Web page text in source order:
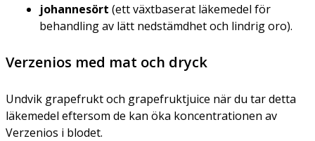
johannesört (ett växtbaserat läkemedel för
behandling av lätt nedstämdhet och lindrig oro).
Verzenios med mat och dryck
Undvik grapefrukt och grapefruktjuice när du tar detta
läkemedel eftersom de kan öka koncentrationen av
Verzenios i blodet.